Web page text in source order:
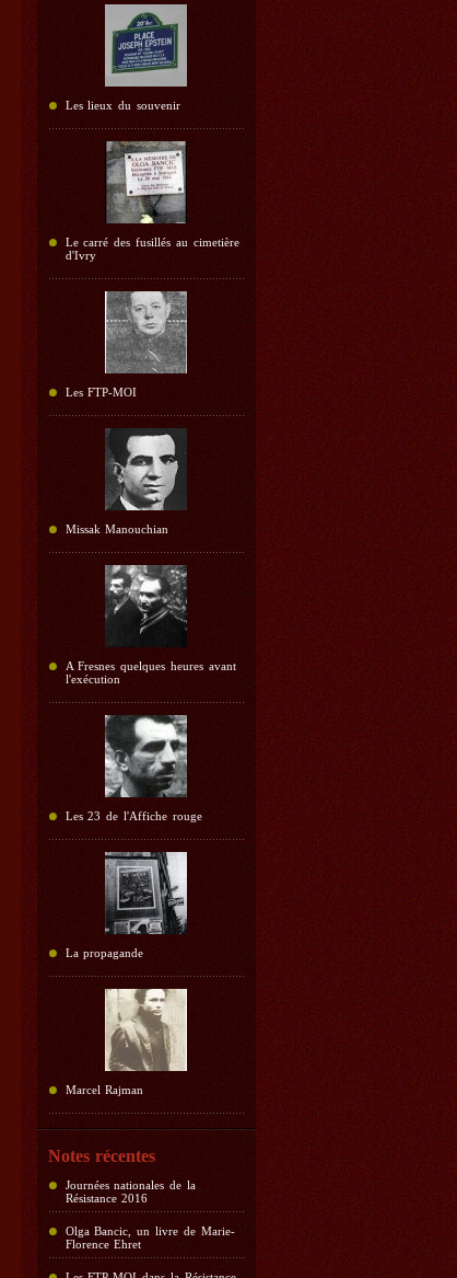
Les lieux du souvenir
Le carré des fusillés au cimetière
d'Ivry
Les FTP-MOI
Missak Manouchian
A Fresnes quelques heures avant
l'exécution
Les 23 de l'Affiche rouge
La propagande
Marcel Rajman
Notes récentes
Journées nationales de la
Résistance 2016
Olga Bancic, un livre de Marie-
Florence Ehret